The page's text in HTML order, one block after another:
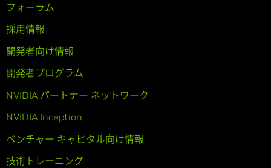
フォーラム
採用情報
開発者向け情報
開発者プログラム
NVIDIA パートナー ネットワーク
NVIDIA Inception
ベンチャー キャピタル向け情報
技術トレーニング